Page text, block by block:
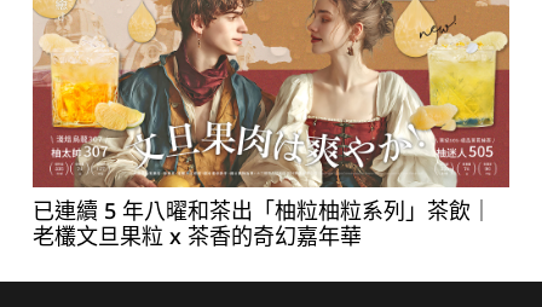
已連續 5 年八曜和茶出「柚粒柚粒系列」茶飲｜
老欉文旦果粒 x 茶香的奇幻嘉年華